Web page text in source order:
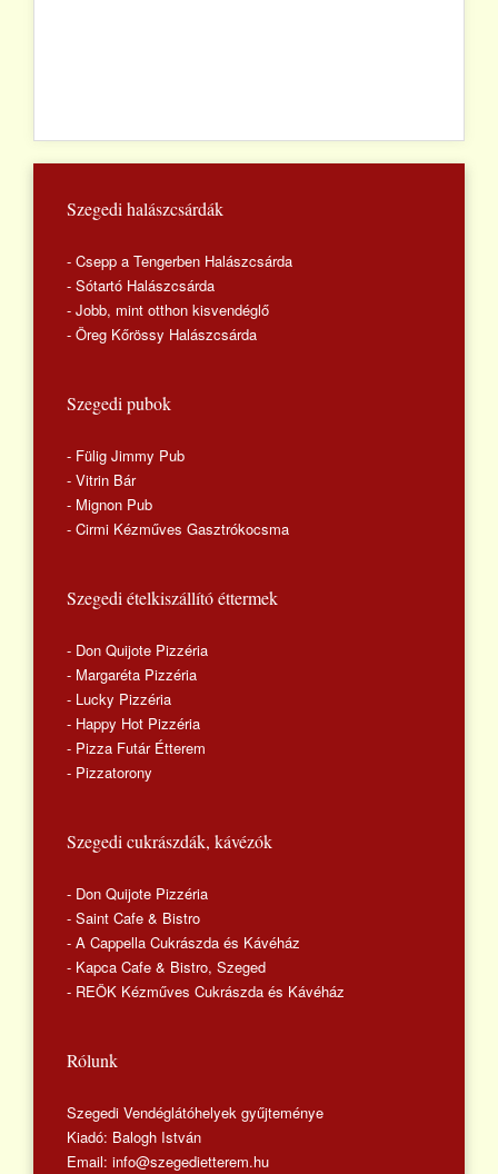
Szegedi halászcsárdák
- Csepp a Tengerben Halászcsárda
- Sótartó Halászcsárda
- Jobb, mint otthon kisvendéglő
- Öreg Kőrössy Halászcsárda
Szegedi pubok
- Fülig Jimmy Pub
- Vitrin Bár
- Mignon Pub
- Cirmi Kézműves Gasztrókocsma
Szegedi ételkiszállító éttermek
- Don Quijote Pizzéria
- Margaréta Pizzéria
- Lucky Pizzéria
- Happy Hot Pizzéria
- Pizza Futár Étterem
- Pizzatorony
Szegedi cukrászdák, kávézók
- Don Quijote Pizzéria
- Saint Cafe & Bistro
- A Cappella Cukrászda és Kávéház
- Kapca Cafe & Bistro, Szeged
- REÖK Kézműves Cukrászda és Kávéház
Rólunk
Szegedi Vendéglátóhelyek gyűjteménye
Kiadó: Balogh István
Email: info@szegedietterem.hu